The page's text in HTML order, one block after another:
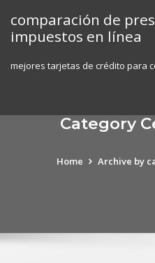
content
comparación de
impuestos en línea
mejores tarjetas de crédito para
Category
Home Archive by